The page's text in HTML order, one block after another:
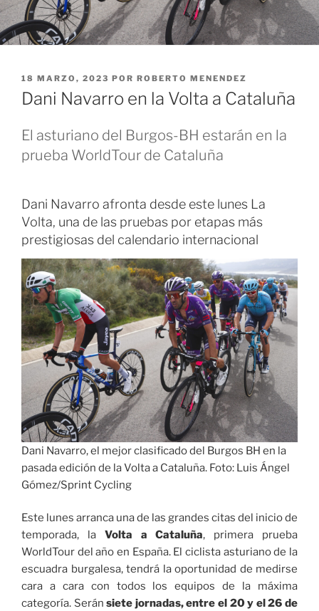
PUBLICADO
EL
18 MARZO, 2023 POR ROBERTO MENENDEZ
Dani Navarro en la Volta a Cataluña
El asturiano del Burgos-BH estarán en la
prueba WorldTour de Cataluña
Dani Navarro afronta desde este lunes La
Volta, una de las pruebas por etapas más
prestigiosas del calendario internacional
Dani Navarro, el mejor clasificado del Burgos BH en la
pasada edición de la Volta a Cataluña. Foto: Luis Ángel
Gómez/Sprint Cycling
Este lunes arranca una de las grandes citas del inicio de
temporada, laVolta a Cataluña, primera prueba
WorldTour del año en España. El ciclista asturiano de la
escuadra burgalesa, tendrá la oportunidad de medirse
cara a cara con todos los equipos de la máxima
categoría. Seránsiete jornadas, entre el 20 y el 26 de